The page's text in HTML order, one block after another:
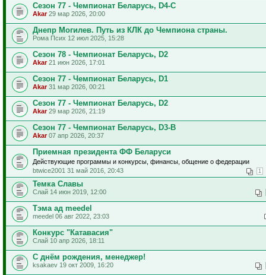
Сезон 77 - Чемпионат Беларусь, D4-C
Akar29 мар 2026, 20:00
Днепр Могилев. Путь из КЛК до Чемпиона страны.
Рома Псих 12 июл 2025, 15:28
Сезон 78 - Чемпионат Беларусь, D2
Akar21 июн 2026, 17:01
Сезон 77 - Чемпионат Беларусь, D1
Akar31 мар 2026, 00:21
Сезон 77 - Чемпионат Беларусь, D2
Akar29 мар 2026, 21:19
Сезон 77 - Чемпионат Беларусь, D3-B
Akar07 апр 2026, 20:37
Приемная президента ФФ Беларуси
Действующие программы и конкурсы, финансы, общение о федерации
1
btwice2001 31 май 2016, 20:43
Темка Славы
Слай 14 июн 2019, 12:00
Тэма ад meedel
meedel 06 авг 2022, 23:03
Конкурс "Катавасия"
Слай 10 апр 2026, 18:11
С днём рождения, менеджер!
ksakaev 19 окт 2009, 16:20